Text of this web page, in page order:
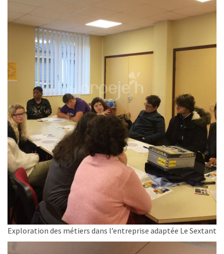
Exploration des métiers dans l’entreprise adaptée Le Sextant